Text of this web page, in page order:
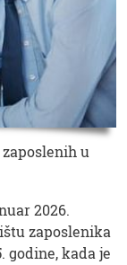
u
2026.
zaposlenika
godine, kada je